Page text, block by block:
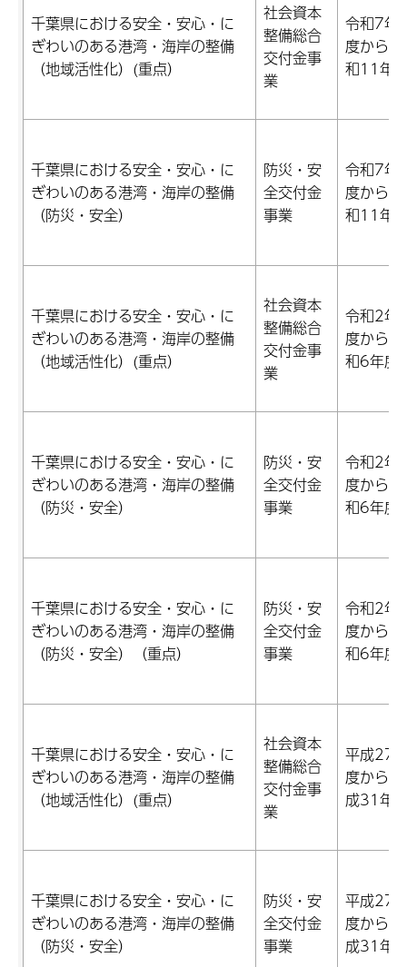
千葉県における安全・安心・に
ぎわいのある港湾・海岸の整備
（地域活性化）(重点）
社会資本
整備総合
交付金事
業
令和7年
度から令
和11年
千葉県における安全・安心・に
ぎわいのある港湾・海岸の整備
（防災・安全）
防災・安
全交付金
事業
令和7年
度から令
和11年
千葉県における安全・安心・に
ぎわいのある港湾・海岸の整備
（地域活性化）(重点）
社会資本
整備総合
交付金事
業
令和2年
度から令
和6年度
千葉県における安全・安心・に
ぎわいのある港湾・海岸の整備
（防災・安全）
防災・安
全交付金
事業
令和2年
度から令
和6年度
千葉県における安全・安心・に
ぎわいのある港湾・海岸の整備
（防災・安全）（重点）
防災・安
全交付金
事業
令和2年
度から令
和6年度
千葉県における安全・安心・に
ぎわいのある港湾・海岸の整備
（地域活性化）(重点）
社会資本
整備総合
交付金事
業
平成27
度から平
成31年
千葉県における安全・安心・に
ぎわいのある港湾・海岸の整備
（防災・安全）
防災・安
全交付金
事業
平成27
度から平
成31年